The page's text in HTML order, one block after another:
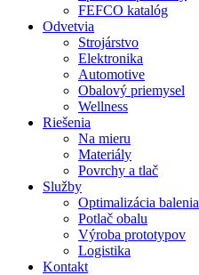
FEFCO katalóg
Odvetvia
Strojárstvo
Elektronika
Automotive
Obalový priemysel
Wellness
Riešenia
Na mieru
Materiály
Povrchy a tlač
Služby
Optimalizácia balenia
Potlač obalu
Výroba prototypov
Logistika
Kontakt